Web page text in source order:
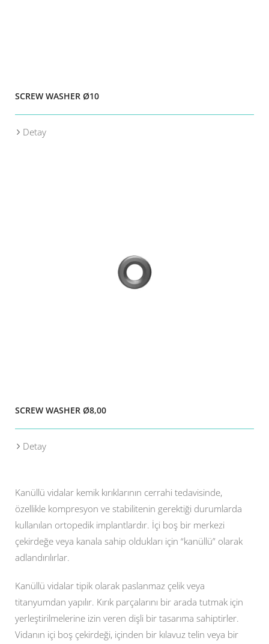
SCREW WASHER Ø10
Detay
SCREW WASHER Ø8,00
Detay
Kanüllü vidalar kemik kırıklarının cerrahi tedavisinde,
özellikle kompresyon ve stabilitenin gerektiği durumlarda
kullanılan ortopedik implantlardır. İçi boş bir merkezi
çekirdeğe veya kanala sahip oldukları için “kanüllü” olarak
adlandırılırlar.
Kanüllü vidalar tipik olarak paslanmaz çelik veya
titanyumdan yapılır. Kırık parçalarını bir arada tutmak için
yerleştirilmelerine izin veren dişli bir tasarıma sahiptirler.
Vidanın içi boş çekirdeği, içinden bir kılavuz telin veya bir